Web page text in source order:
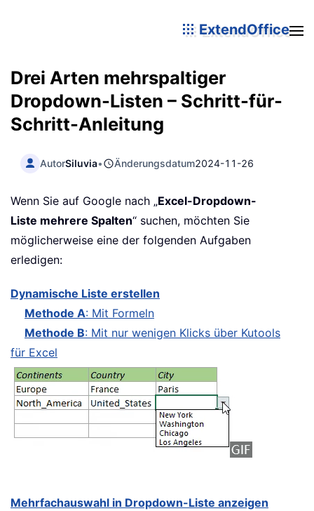
ExtendOffice
Drei Arten mehrspaltiger
Dropdown-Listen – Schritt-für-
Schritt-Anleitung
AutorSiluvia• Änderungsdatum2024-11-26
Wenn Sie auf Google nach „Excel-Dropdown-
Liste mehrere Spalten“ suchen, möchten Sie
möglicherweise eine der folgenden Aufgaben
erledigen:
Dynamische Liste erstellen
Methode A: Mit Formeln
Methode B: Mit nur wenigen Klicks über Kutools
für Excel
Mehrfachauswahl in Dropdown-Liste anzeigen